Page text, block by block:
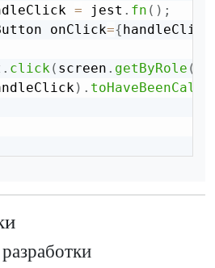
= jest . fn ( ) ;
onClick={ handleClick
. click( screen . getByRole (
) .